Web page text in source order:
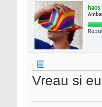
haos
Vreau si